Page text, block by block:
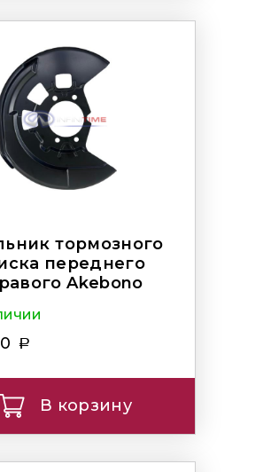
тормозного
переднего
Akebono
В корзину